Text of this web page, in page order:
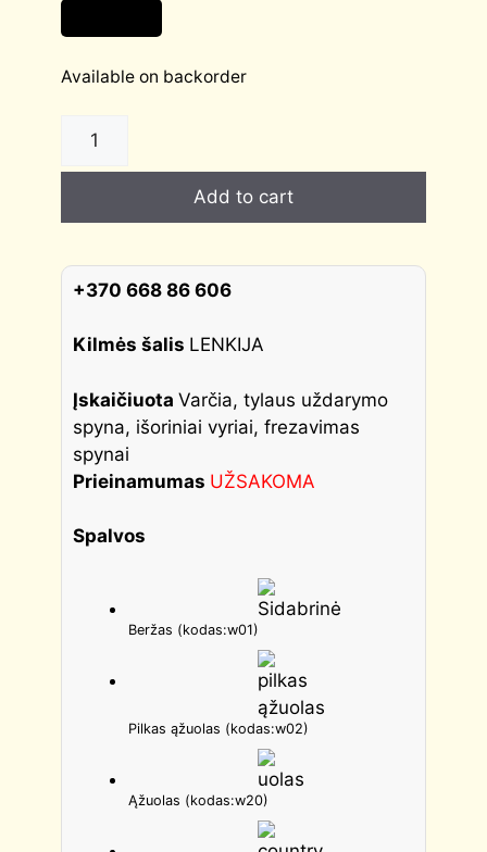
Available on backorder
vidaus
quantity
Add to cart
+370 668 86 606
Kilmės šalis LENKIJA
Įskaičiuota Varčia, tylaus uždarymo
spyna, išoriniai vyriai, frezavimas
spynai
Prieinamumas UŽSAKOMA
Spalvos
Beržas (kodas:w01)
Pilkas ąžuolas (kodas:w02)
Ąžuolas (kodas:w20)